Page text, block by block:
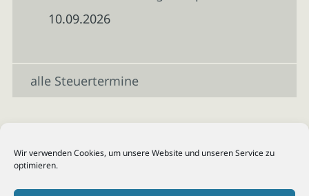
Wir verwenden Cookies, um unsere Website und unseren Service zu
optimieren.
10.09.2026
alle Steuertermine